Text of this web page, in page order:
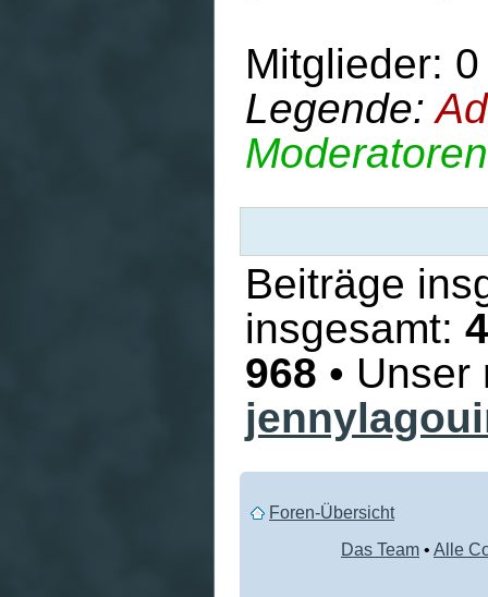
Mitglieder:
Legende:
Moderatoren
Beiträge
insgesamt:
968 •
Foren-Übersicht
Das Team • Alle